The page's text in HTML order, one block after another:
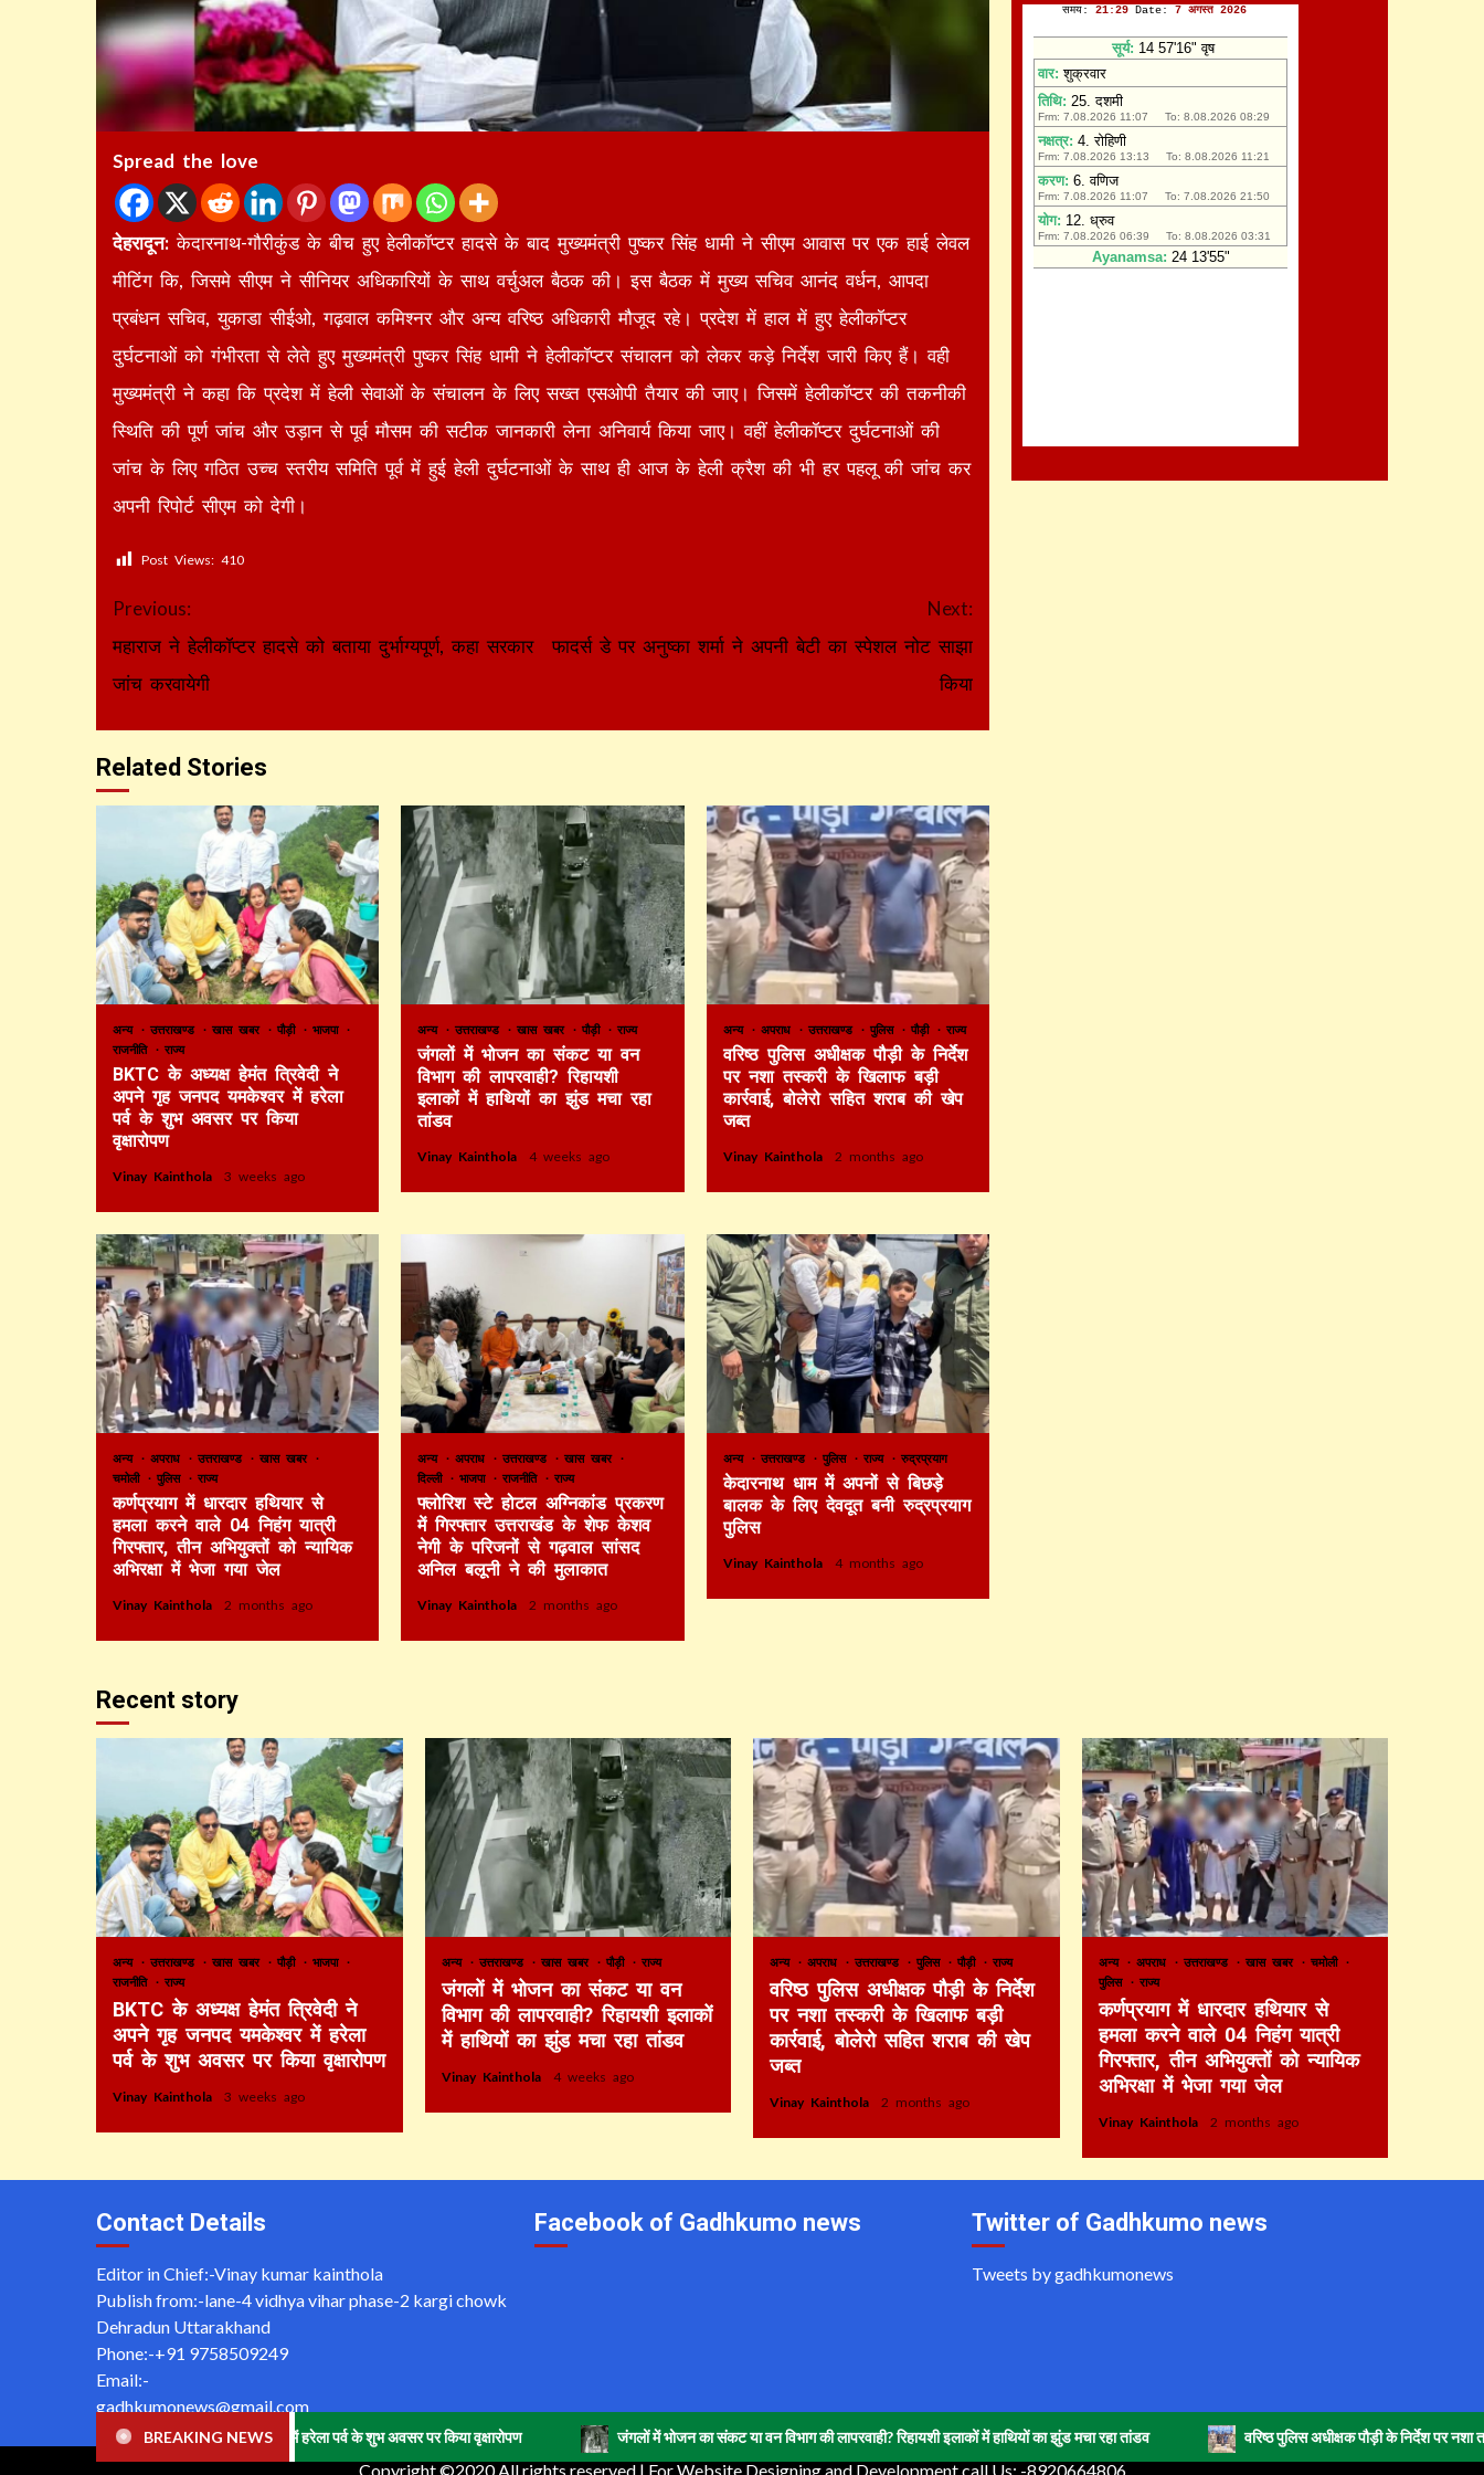
Spread the love
देहरादून: केदारनाथ-गौरीकुंड के बीच हुए हेलीकॉप्टर हादसे के बाद मुख्यमंत्री पुष्कर सिंह धामी ने सीएम आवास पर एक हाई लेवल
मीटिंग कि, जिसमे सीएम ने सीनियर अधिकारियों के साथ वर्चुअल बैठक की। इस बैठक में मुख्य सचिव आनंद वर्धन, आपदा
प्रबंधन सचिव, युकाडा सीईओ, गढ़वाल कमिश्नर और अन्य वरिष्ठ अधिकारी मौजूद रहे। प्रदेश में हाल में हुए हेलीकॉप्टर
दुर्घटनाओं को गंभीरता से लेते हुए मुख्यमंत्री पुष्कर सिंह धामी ने हेलीकॉप्टर संचालन को लेकर कड़े निर्देश जारी किए हैं। वही
मुख्यमंत्री ने कहा कि प्रदेश में हेली सेवाओं के संचालन के लिए सख्त एसओपी तैयार की जाए। जिसमें हेलीकॉप्टर की तकनीकी
स्थिति की पूर्ण जांच और उड़ान से पूर्व मौसम की सटीक जानकारी लेना अनिवार्य किया जाए। वहीं हेलीकॉप्टर दुर्घटनाओं की
जांच के लिए गठित उच्च स्तरीय समिति पूर्व में हुई हेली दुर्घटनाओं के साथ ही आज के हेली क्रैश की भी हर पहलू की जांच कर
अपनी रिपोर्ट सीएम को देगी।
Post Views: 410
Continue
Reading
Previous:
महाराज ने हेलीकॉप्टर हादसे को बताया दुर्भाग्यपूर्ण, कहा सरकार
जांच करवायेगी
Next:
फादर्स डे पर अनुष्का शर्मा ने अपनी बेटी का स्पेशल नोट साझा
किया
Related Stories
अन्य उत्तराखण्ड खास खबर पौड़ी
भाजपा
राजनीति
राज्य
BKTC के अध्यक्ष हेमंत त्रिवेदी ने
अपने गृह जनपद यमकेश्वर में हरेला
पर्व के शुभ अवसर पर किया
वृक्षारोपण
Vinay Kainthola 3 weeks ago
अन्य उत्तराखण्ड खास खबर पौड़ी राज्य
जंगलों में भोजन का संकट या वन
विभाग की लापरवाही? रिहायशी
इलाकों में हाथियों का झुंड मचा रहा
तांडव
Vinay Kainthola 4 weeks ago
अन्य अपराध उत्तराखण्ड पुलिस पौड़ी राज्य
वरिष्ठ पुलिस अधीक्षक पौड़ी के निर्देश
पर नशा तस्करी के खिलाफ बड़ी
कार्रवाई, बोलेरो सहित शराब की खेप
जब्त
Vinay Kainthola 2 months ago
अन्य अपराध उत्तराखण्ड
खास खबर
चमोली
पुलिस राज्य
कर्णप्रयाग में धारदार हथियार से
हमला करने वाले 04 निहंग यात्री
गिरफ्तार, तीन अभियुक्तों को न्यायिक
अभिरक्षा में भेजा गया जेल
Vinay Kainthola 2 months ago
अन्य अपराध उत्तराखण्ड
खास खबर
दिल्ली
भाजपा राजनीति राज्य
फ्लोरिश स्टे होटल अग्निकांड प्रकरण
में गिरफ्तार उत्तराखंड के शेफ केशव
नेगी के परिजनों से गढ़वाल सांसद
अनिल बलूनी ने की मुलाकात
Vinay Kainthola 2 months ago
अन्य उत्तराखण्ड पुलिस राज्य रुद्रप्रयाग
केदारनाथ धाम में अपनों से बिछड़े
बालक के लिए देवदूत बनी रुद्रप्रयाग
पुलिस
Vinay Kainthola 4 months ago
Recent story
अन्य उत्तराखण्ड खास खबर पौड़ी
भाजपा
राजनीति
राज्य
BKTC के अध्यक्ष हेमंत त्रिवेदी ने
अपने गृह जनपद यमकेश्वर में हरेला
पर्व के शुभ अवसर पर किया वृक्षारोपण
Vinay Kainthola 3 weeks ago
अन्य उत्तराखण्ड खास खबर पौड़ी राज्य
जंगलों में भोजन का संकट या वन
विभाग की लापरवाही? रिहायशी इलाकों
में हाथियों का झुंड मचा रहा तांडव
Vinay Kainthola 4 weeks ago
अन्य अपराध उत्तराखण्ड पुलिस पौड़ी राज्य
वरिष्ठ पुलिस अधीक्षक पौड़ी के निर्देश
पर नशा तस्करी के खिलाफ बड़ी
कार्रवाई, बोलेरो सहित शराब की खेप
जब्त
Vinay Kainthola 2 months ago
अन्य अपराध उत्तराखण्ड खास खबर
चमोली
पुलिस
राज्य
कर्णप्रयाग में धारदार हथियार से
हमला करने वाले 04 निहंग यात्री
गिरफ्तार, तीन अभियुक्तों को न्यायिक
अभिरक्षा में भेजा गया जेल
Vinay Kainthola 2 months ago
Contact Details
Editor in Chief:-Vinay kumar kainthola
Publish from:-lane-4 vidhya vihar phase-2 kargi chowk
Dehradun Uttarakhand
Phone:-+91 9758509249
Email:-
gadhkumonews@gmail.com
Website:-www.gadhkumonews.com
Facebook of Gadhkumo news Twitter of Gadhkumo news
Tweets by gadhkumonews
Copyright ©2020 All rights reserved | For Website Designing and Development call Us: -8920664806
BREAKING NEWS
त्रिवेदी ने अपने गृह जनपद यमकेश्वर में हरेला पर्व के शुभ अवसर पर किया वृक्षारोपण जंगलों में भोजन का संकट या वन विभाग की लापरवाही? रिहायशी इलाकों में हाथियों का झुंड मचा रहा तांडव वरिष्ठ पुलिस अधीक्षक पौड़ी के निर्देश पर नशा तस्करी के